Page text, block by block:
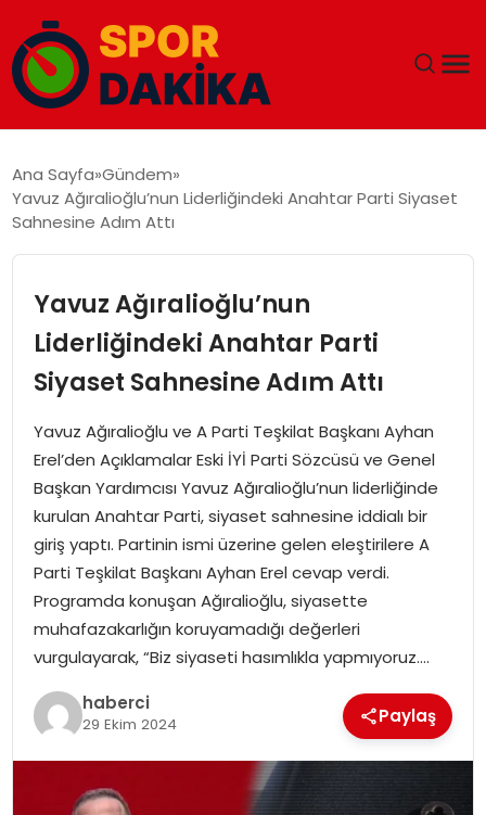
GÜNDEM
EKONOMI
MAGAZIN
SAĞLIK
SIYASET
SPOR
TEKNOLOJI
YAŞAM
Ana Sayfa Gündem
Yavuz Ağıralioğlu’nun Liderliğindeki Anahtar Parti Siyaset
Sahnesine Adım Attı
Yavuz Ağıralioğlu’nun
Liderliğindeki Anahtar Parti
Siyaset Sahnesine Adım Attı
Yavuz Ağıralioğlu ve A Parti Teşkilat Başkanı Ayhan
Erel’den Açıklamalar Eski İYİ Parti Sözcüsü ve Genel
Başkan Yardımcısı Yavuz Ağıralioğlu’nun liderliğinde
kurulan Anahtar Parti, siyaset sahnesine iddialı bir
giriş yaptı. Partinin ismi üzerine gelen eleştirilere A
Parti Teşkilat Başkanı Ayhan Erel cevap verdi.
Programda konuşan Ağıralioğlu, siyasette
muhafazakarlığın koruyamadığı değerleri
vurgulayarak, “Biz siyaseti hasımlıkla yapmıyoruz….
haberci
29 Ekim 2024 Paylaş